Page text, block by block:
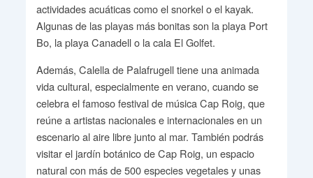
actividades acuáticas como el snorkel o el kayak.
Algunas de las playas más bonitas son la playa Port
Bo, la playa Canadell o la cala El Golfet.
Además, Calella de Palafrugell tiene una animada
vida cultural, especialmente en verano, cuando se
celebra el famoso festival de música Cap Roig, que
reúne a artistas nacionales e internacionales en un
escenario al aire libre junto al mar. También podrás
visitar el jardín botánico de Cap Roig, un espacio
natural con más de 500 especies vegetales y unas